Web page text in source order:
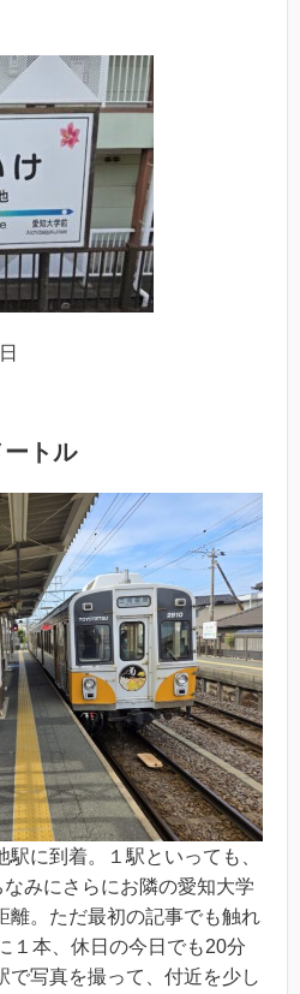
トル
に到着。１駅といっても、
みにさらにお隣の愛知大学
離。ただ最初の記事でも触れ
１本、休日の今日でも20分
で写真を撮って、付近を少し